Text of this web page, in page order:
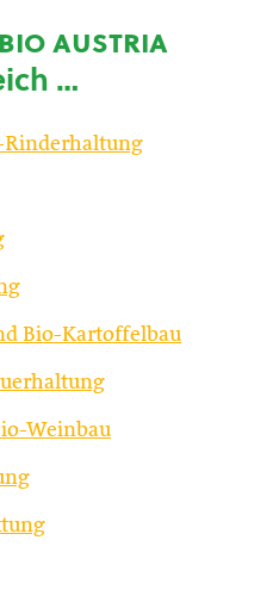
bio austria
…
Bio-Kartoffelbau
Weinbau